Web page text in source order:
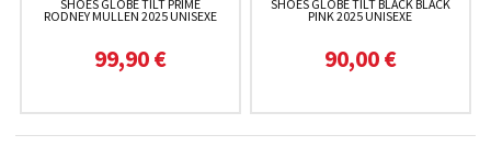
SHOES GLOBE TILT PRIME
RODNEY MULLEN 2025 UNISEXE
99,90 €
SHOES GLOBE TILT BLACK BLACK
PINK 2025 UNISEXE
90,00 €